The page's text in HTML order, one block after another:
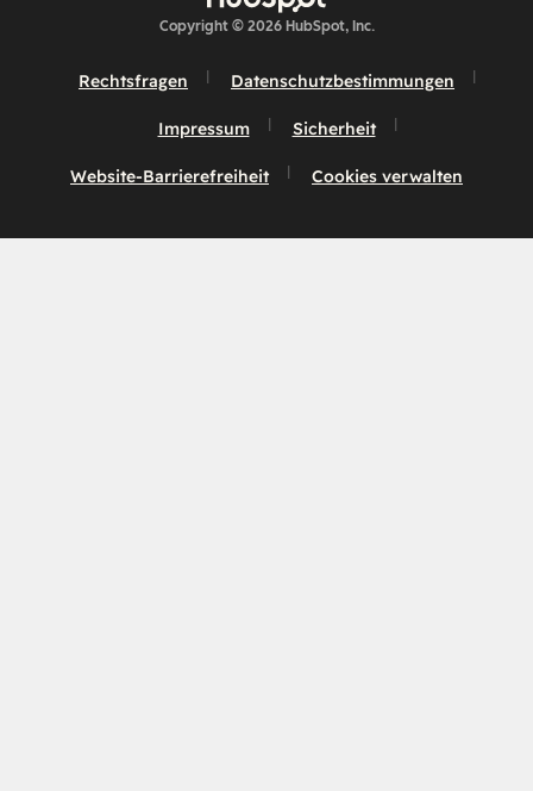
Copyright © 2026 HubSpot, Inc.
Rechtsfragen Datenschutzbestimmungen
Impressum Sicherheit
Website-Barrierefreiheit Cookies verwalten